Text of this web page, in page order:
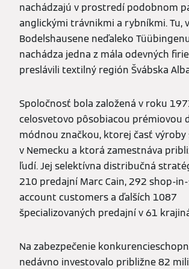
nachádzajú v prostredí podobnom
anglickými trávnikmi a rybníkmi. Tu,
Bodelshausene neďaleko
nachádza jedna z mála odevných
preslávili textilný región Švábska
Spoločnosť bola založená v roku
celosvetovo pôsobiacou prémiovou
módnou značkou, ktorej časť výroby
v Nemecku a ktorá zamestnáva
ľudí. Jej selektívna distribučná
210 predajní Marc Cain, 292 shop-
account customers a ďalších 1087
špecializovaných predajní v 61
Na zabezpečenie
nedávno investovalo približne 82